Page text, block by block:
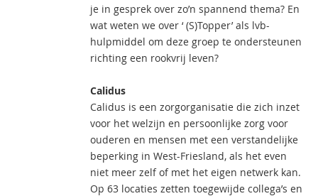
je in gesprek over zo’n spannend thema? En
wat weten we over ‘ (S)Topper’ als lvb-
hulpmiddel om deze groep te ondersteunen
richting een rookvrij leven?
Calidus
Calidus is een zorgorganisatie die zich inzet
voor het welzijn en persoonlijke zorg voor
ouderen en mensen met een verstandelijke
beperking in West-Friesland, als het even
niet meer zelf of met het eigen netwerk kan.
Op 63 locaties zetten toegewijde collega’s en